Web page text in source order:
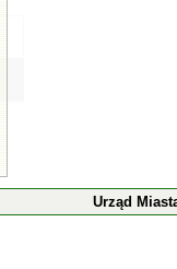
Urząd